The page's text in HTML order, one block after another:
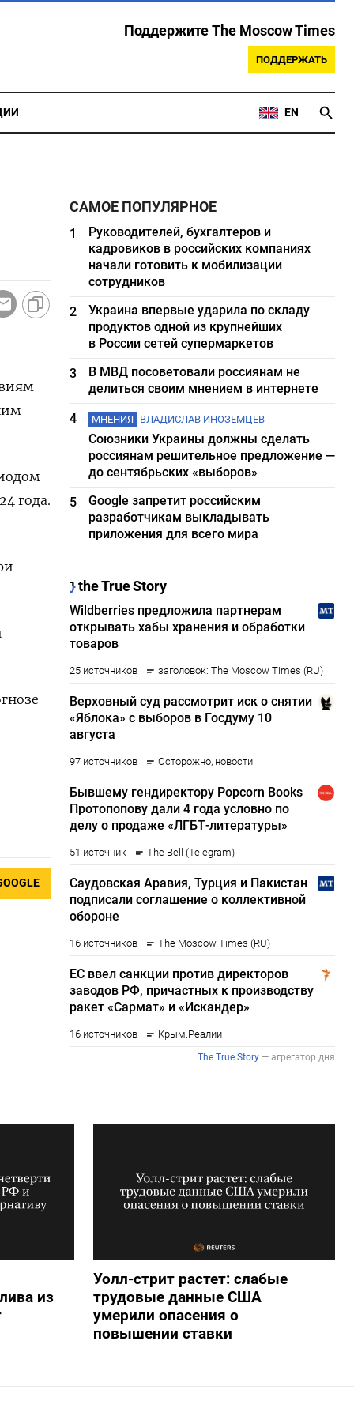
Поддержите The Moscow Times
ПОДДЕРЖАТЬ
EN
года.
САМОЕ ПОПУЛЯРНОЕ
1
Руководителей, бухгалтеров и
кадровиков в российских компаниях
начали готовить к мобилизации
сотрудников
2
Украина впервые ударила по складу
продуктов одной из крупнейших
в России сетей супермаркетов
3
В МВД посоветовали россиянам не
делиться своим мнением в интернете
4
МНЕНИЯ ВЛАДИСЛАВ ИНОЗЕМЦЕВ
Союзники Украины должны сделать
россиянам решительное предложение —
до сентябрьских «выборов»
5
Google запретит российским
разработчикам выкладывать
приложения для всего мира
из
Уолл-стрит растет: слабые
трудовые данные США
умерили опасения о
повышении ставки